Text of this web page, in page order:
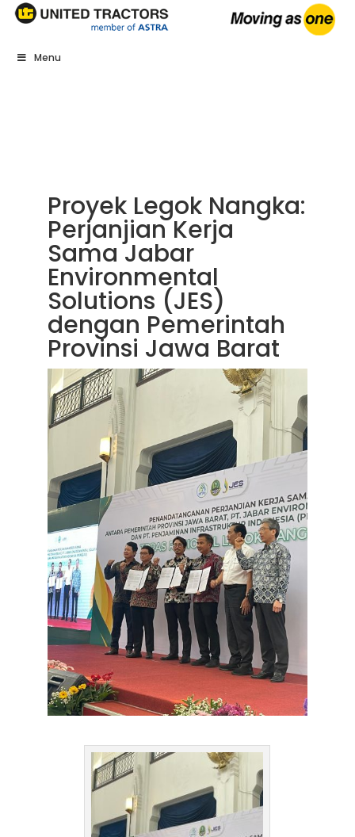
Menu
Proyek Legok Nangka:
Perjanjian Kerja
Sama Jabar
Environmental
Solutions (JES)
dengan Pemerintah
Provinsi Jawa Barat